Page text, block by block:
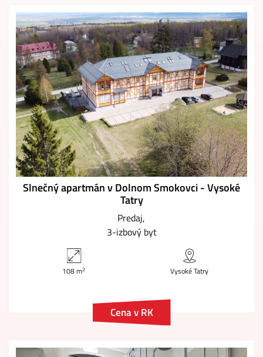
Slnečný apartmán v Dolnom Smokovci - Vysoké
Tatry
Predaj
3-izbový byt
108 m2 Vysoké Tatry
Cena v RK